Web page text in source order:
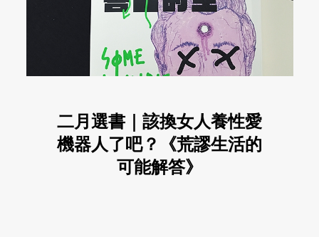
二月選書｜該換女人養性愛
機器人了吧？《荒謬生活的
可能解答》